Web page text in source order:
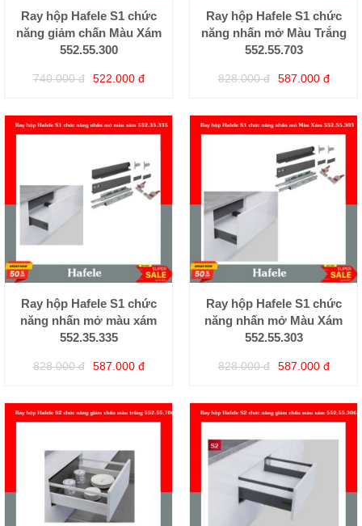
Ray hộp Hafele S1 chức
năng giảm chấn Màu Xám
552.55.300
740.000 đ 522.000 đ
Ray hộp Hafele S1 chức
năng nhấn mở Màu Trắng
552.55.703
828.000 đ 587.000 đ
Ray hộp Hafele S1 chức
năng nhấn mở màu xám
552.35.335
828.000 đ 587.000 đ
Ray hộp Hafele S1 chức
năng nhấn mở Màu Xám
552.55.303
828.000 đ 587.000 đ